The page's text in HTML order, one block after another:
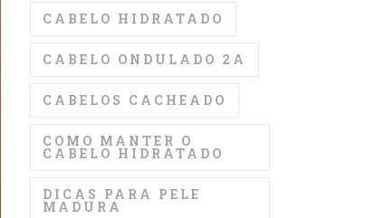
CABELO HIDRATADO
CABELO ONDULADO 2A
CABELOS CACHEADO
COMO MANTER O
CABELO HIDRATADO
DICAS PARA PELE
MADURA